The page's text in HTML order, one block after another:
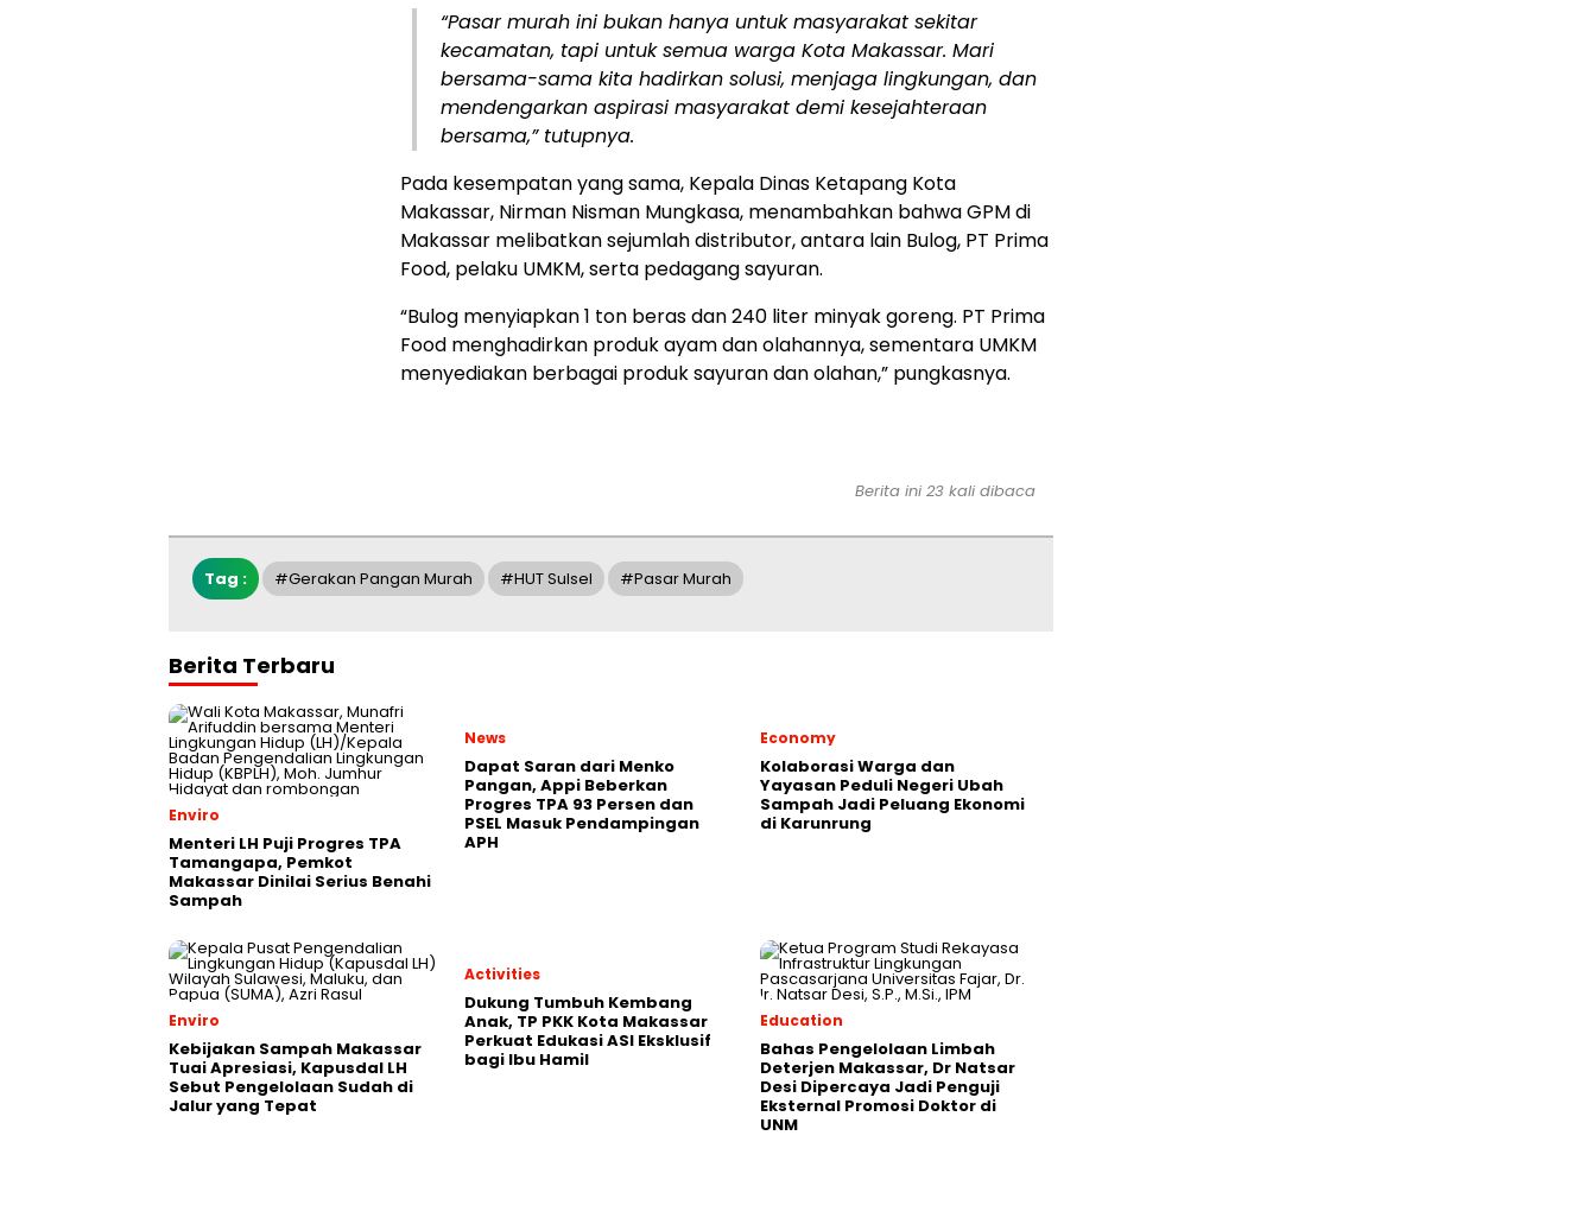
“Pasar murah ini bukan hanya untuk masyarakat sekitar
kecamatan, tapi untuk semua warga Kota Makassar. Mari
bersama-sama kita hadirkan solusi, menjaga lingkungan, dan
mendengarkan aspirasi masyarakat demi kesejahteraan
bersama,” tutupnya.
Pada kesempatan yang sama, Kepala Dinas Ketapang Kota
Makassar, Nirman Nisman Mungkasa, menambahkan bahwa GPM di
Makassar melibatkan sejumlah distributor, antara lain Bulog, PT Prima
Food, pelaku UMKM, serta pedagang sayuran.
“Bulog menyiapkan 1 ton beras dan 240 liter minyak goreng. PT Prima
Food menghadirkan produk ayam dan olahannya, sementara UMKM
menyediakan berbagai produk sayuran dan olahan,” pungkasnya.
Berita ini 23 kali dibaca
Tag : #gerakan Pangan Murah #HUT Sulsel #pasar Murah
Berita Terbaru
Enviro
Menteri LH Puji Progres TPA
Tamangapa, Pemkot
Makassar Dinilai Serius Benahi
Sampah
News
Dapat Saran dari Menko
Pangan, Appi Beberkan
Progres TPA 93 Persen dan
PSEL Masuk Pendampingan
APH
Economy
Kolaborasi Warga dan
Yayasan Peduli Negeri Ubah
Sampah Jadi Peluang Ekonomi
di Karunrung
Enviro
Kebijakan Sampah Makassar
Tuai Apresiasi, Kapusdal LH
Sebut Pengelolaan Sudah di
Jalur yang Tepat
Activities
Dukung Tumbuh Kembang
Anak, TP PKK Kota Makassar
Perkuat Edukasi ASI Eksklusif
bagi Ibu Hamil
Education
Bahas Pengelolaan Limbah
Deterjen Makassar, Dr Natsar
Desi Dipercaya Jadi Penguji
Eksternal Promosi Doktor di
UNM